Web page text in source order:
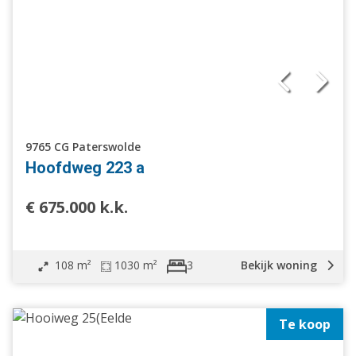
9765 CG Paterswolde
Hoofdweg 223 a
€ 675.000 k.k.
108 m² 1030 m² 3 Bekijk woning
Te koop